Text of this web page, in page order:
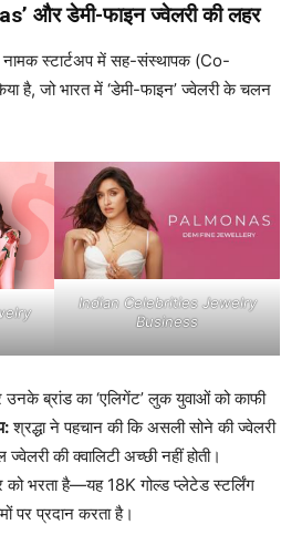
और डेमी-फाइन ज्वेलरी की लहर
नामक स्टार्टअप में सह-संस्थापक (Co-
है, जो भारत में ‘डेमी-फाइन’ ज्वेलरी के चलन
Indian Celebrities Jewelry
Business
उनके ब्रांड का ‘एलिगेंट’ लुक युवाओं को काफी
श्रद्धा ने पहचान की कि असली सोने की ज्वेलरी
की क्वालिटी अच्छी नहीं होती।
भरता है—यह 18K गोल्ड प्लेटेड स्टर्लिंग
पर प्रदान करता है।